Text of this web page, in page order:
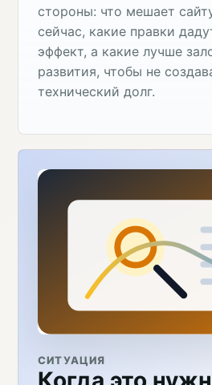
стороны: что мешает
сейчас, какие правки
эффект, а какие лучше
развития, чтобы не
технический долг.
СИТУАЦИЯ